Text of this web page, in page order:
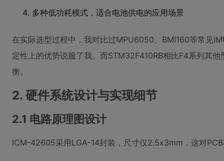
多种低功耗模式，适合电池供电的应用场景
在实际选型过程中，我对比过MPU6050、BMI160等常见
定性上的优势说服了我。而STM32F410RB相比F4系列其
衡。
2. 硬件系统设计与实现细节
2.1 电路原理图设计
ICM-42605采用LGA-14封装，尺寸仅2.5x3mm，这对